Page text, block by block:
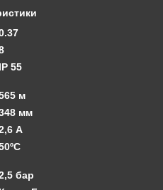
IP 55
м
мм
А
бар